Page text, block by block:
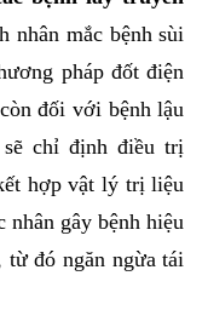
nhân mắc bệnh sùi
pháp đốt điện
đối với bệnh lậu
chỉ định điều trị
hợp vật lý trị liệu
nhân gây bệnh hiệu
từ đó ngăn ngừa tái